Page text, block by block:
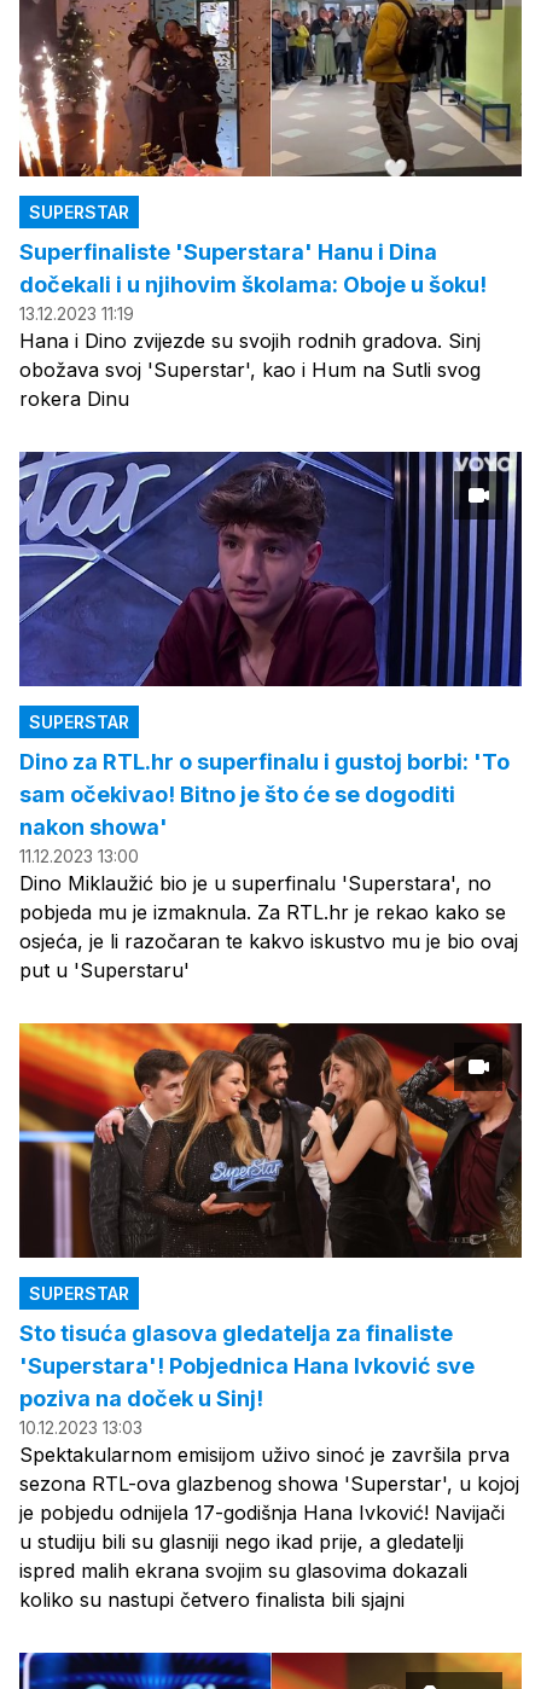
SUPERSTAR
Superfinaliste 'Superstara' Hanu i Dina
dočekali i u njihovim školama: Oboje u šoku!
13.12.2023 11:19
Hana i Dino zvijezde su svojih rodnih gradova. Sinj
obožava svoj 'Superstar', kao i Hum na Sutli svog
rokera Dinu
SUPERSTAR
Dino za RTL.hr o superfinalu i gustoj borbi: 'To
sam očekivao! Bitno je što će se dogoditi
nakon showa'
11.12.2023 13:00
Dino Miklaužić bio je u superfinalu 'Superstara', no
pobjeda mu je izmaknula. Za RTL.hr je rekao kako se
osjeća, je li razočaran te kakvo iskustvo mu je bio ovaj
put u 'Superstaru'
SUPERSTAR
Sto tisuća glasova gledatelja za finaliste
'Superstara'! Pobjednica Hana Ivković sve
poziva na doček u Sinj!
10.12.2023 13:03
Spektakularnom emisijom uživo sinoć je završila prva
sezona RTL-ova glazbenog showa 'Superstar', u kojoj
je pobjedu odnijela 17-godišnja Hana Ivković! Navijači
u studiju bili su glasniji nego ikad prije, a gledatelji
ispred malih ekrana svojim su glasovima dokazali
koliko su nastupi četvero finalista bili sjajni